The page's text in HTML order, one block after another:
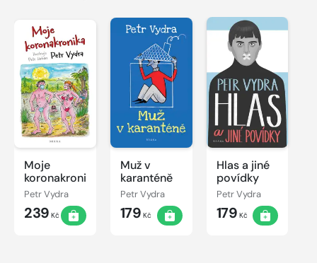
Moje
koronakronika
Petr Vydra
239 Kč
Muž v
karanténě
Petr Vydra
179 Kč
Hlas a jiné
povídky
Petr Vydra
179 Kč